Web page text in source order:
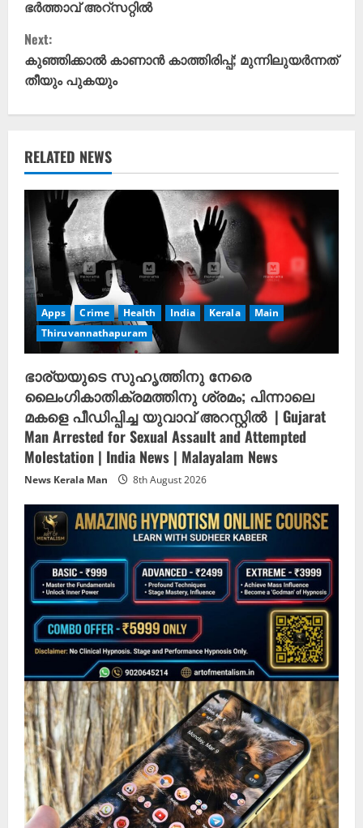
n
t
i
u
e
R
e
a
i
n
g
ഭർത്താവ് അറ്സറ്റിൽ
Next:
കുഞ്ഞിക്കാല്‍ കാണാൻ കാത്തിരിപ്പ്; മുന്നിലുയർന്നത്
തീയും പുകയും
RELATED NEWS
Apps Crime Health India Kerala
Main
Thiruvannathapuram
ഭാര്യയുടെ സുഹൃത്തിനു നേരെ
ലൈംഗികാതിക്രമത്തിനു ശ്രമം; പിന്നാലെ
മകളെ പീഡിപ്പിച്ച യുവാവ് അറസ്റ്റിൽ ‌ | Gujarat
Man Arrested for Sexual Assault and Attempted
Molestation | India News | Malayalam News
News Kerala Man 8th August 2026